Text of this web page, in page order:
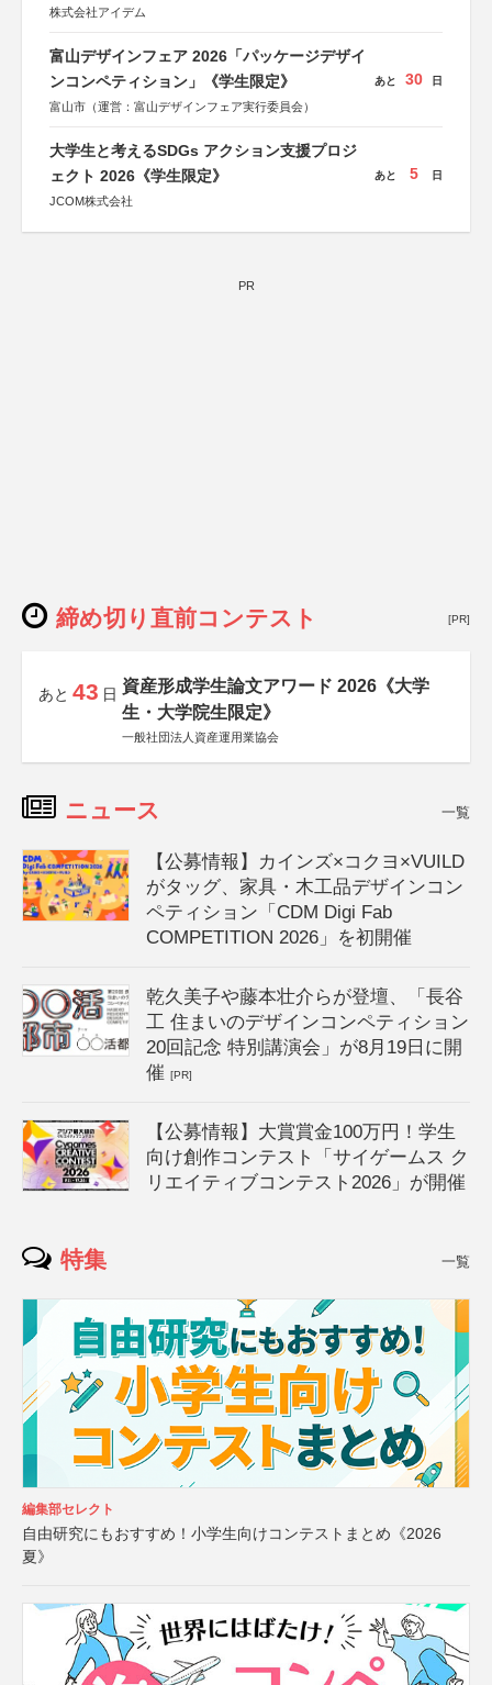
株式会社アイデム
富山デザインフェア 2026「パッケージデザイ
ンコンペティション」《学生限定》
富山市（運営：富山デザインフェア実行委員会）
あと 30 日
大学生と考えるSDGs アクション支援プロジ
ェクト 2026《学生限定》
JCOM株式会社
あと 5 日
PR
締め切り直前コンテスト [PR]
あと 43 日 資産形成学生論文アワード 2026《大学
生・大学院生限定》
一般社団法人資産運用業協会
ニュース 一覧
【公募情報】カインズ×コクヨ×VUILD
がタッグ、家具・木工品デザインコン
ペティション「CDM Digi Fab
COMPETITION 2026」を初開催
乾久美子や藤本壮介らが登壇、「長谷
工 住まいのデザインコンペティション
20回記念 特別講演会」が8月19日に開
催[PR]
【公募情報】大賞賞金100万円！学生
向け創作コンテスト「サイゲームス ク
リエイティブコンテスト2026」が開催
特集 一覧
編集部セレクト
自由研究にもおすすめ！小学生向けコンテストまとめ《2026
夏》